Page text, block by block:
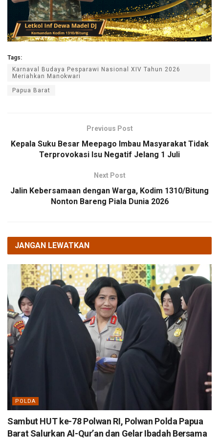
Tags:
Karnaval Budaya Pesparawi Nasional XIV Tahun 2026
Meriahkan Manokwari
Papua Barat
Previous Post
Kepala Suku Besar Meepago Imbau Masyarakat Tidak
Terprovokasi Isu Negatif Jelang 1 Juli
Next Post
Jalin Kebersamaan dengan Warga, Kodim 1310/Bitung
Nonton Bareng Piala Dunia 2026
JANGAN LEWATKAN
POLDA
Sambut HUT ke-78 Polwan RI, Polwan Polda Papua
Barat Salurkan Al-Qur’an dan Gelar Ibadah Bersama